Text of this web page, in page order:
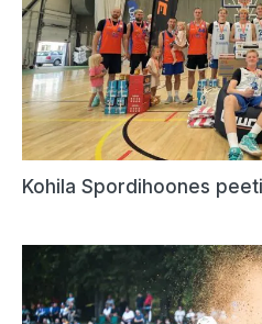
Kohila Spordihoones